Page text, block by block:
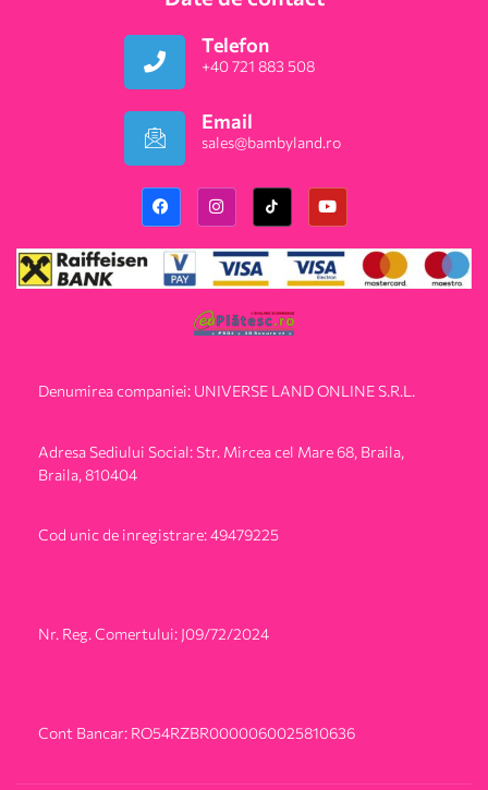
Telefon
+40 721 883 508
Email
sales@bambyland.ro​
Denumirea companiei: UNIVERSE LAND ONLINE S.R.L.
Adresa Sediului Social: Str. Mircea cel Mare 68, Braila,
Braila, 810404
Cod unic de inregistrare: 49479225
Nr. Reg. Comertului: J09/72/2024
Cont Bancar: RO54RZBR0000060025810636